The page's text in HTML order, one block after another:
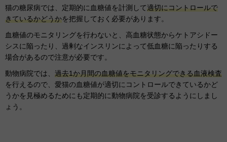
猫の糖尿病では、定期的に血糖値を計測して適切にコントロールで
きているかどうかを把握しておく必要があります。
血糖値のモニタリングを行わないと、高血糖状態からケトアシドー
シスに陥ったり、過剰なインスリンによって低血糖に陥ったりする
場合があるので注意が必要です。
動物病院では、 過去1か月間の血糖値をモニタリングできる血液検査
を行えるので、愛猫の血糖値が適切にコントロールできているかど
うかを見極めるためにも定期的に動物病院を受診するようにしまし
ょう。